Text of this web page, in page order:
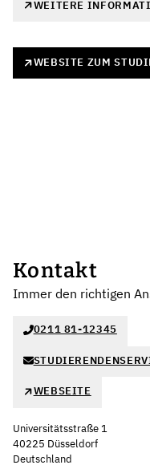
WEITERE
WEBSITE ZUM
Kontakt
Immer den richtigen
0211 81-12345
WEBSEITE
Universitätsstraße 1
40225 Düsseldorf
Deutschland